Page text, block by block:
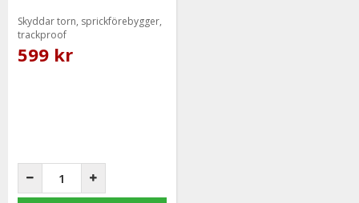
Skyddar torn, sprickförebygger,
trackproof
599 kr